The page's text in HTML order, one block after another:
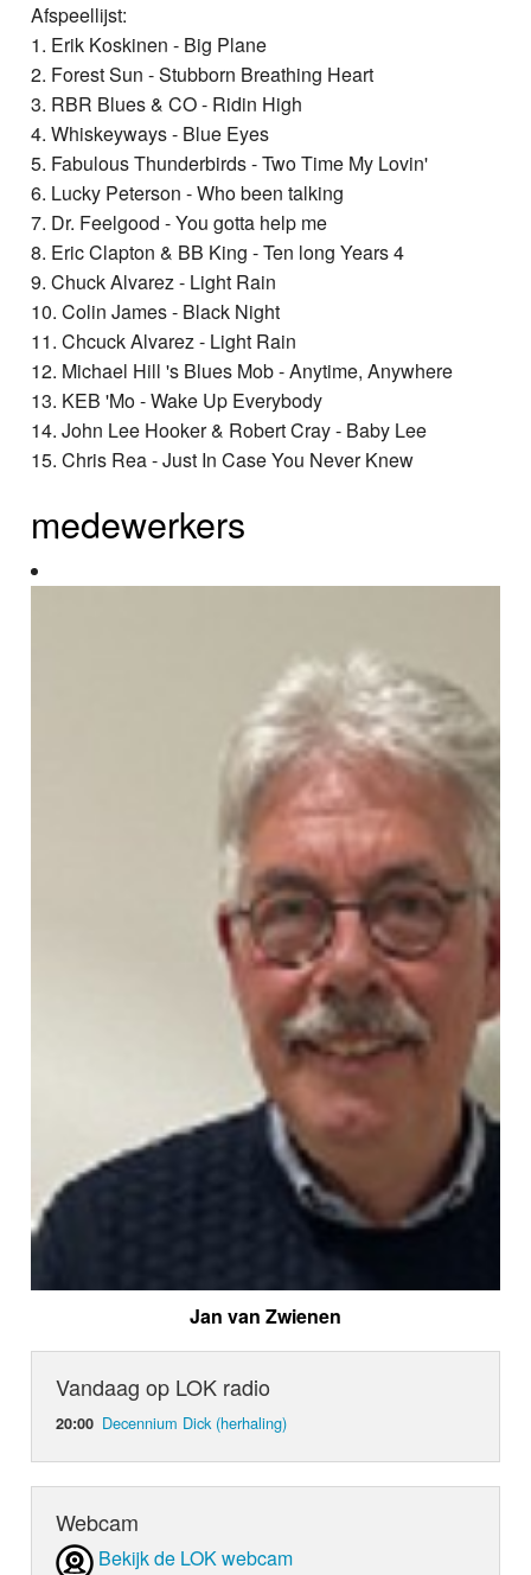
Afspeellijst:
1. Erik Koskinen - Big Plane
2. Forest Sun - Stubborn Breathing Heart
3. RBR Blues & CO - Ridin High
4. Whiskeyways - Blue Eyes
5. Fabulous Thunderbirds - Two Time My Lovin'
6. Lucky Peterson - Who been talking
7. Dr. Feelgood - You gotta help me
8. Eric Clapton & BB King - Ten long Years 4
9. Chuck Alvarez - Light Rain
10. Colin James - Black Night
11. Chcuck Alvarez - Light Rain
12. Michael Hill 's Blues Mob - Anytime, Anywhere
13. KEB 'Mo - Wake Up Everybody
14. John Lee Hooker & Robert Cray - Baby Lee
15. Chris Rea - Just In Case You Never Knew
medewerkers
Jan van Zwienen
Vandaag op LOK radio
20:00 Decennium Dick (herhaling)
Webcam
Bekijk de LOK webcam